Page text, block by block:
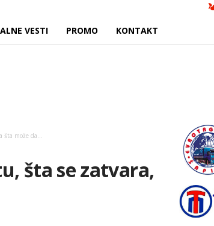
VESTI PROMO KONTAKT
šta može da...
šta se zatvara,